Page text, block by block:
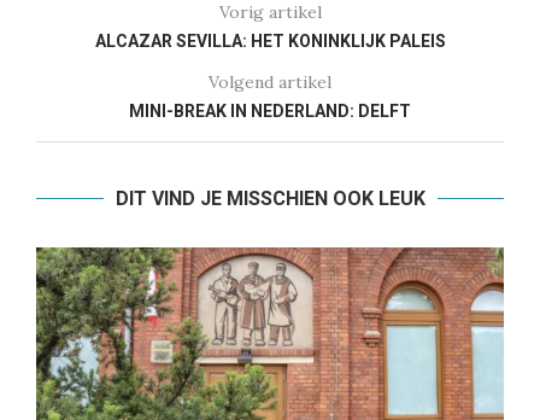
Vorig artikel
ALCAZAR SEVILLA: HET KONINKLIJK PALEIS
Volgend artikel
MINI-BREAK IN NEDERLAND: DELFT
DIT VIND JE MISSCHIEN OOK LEUK